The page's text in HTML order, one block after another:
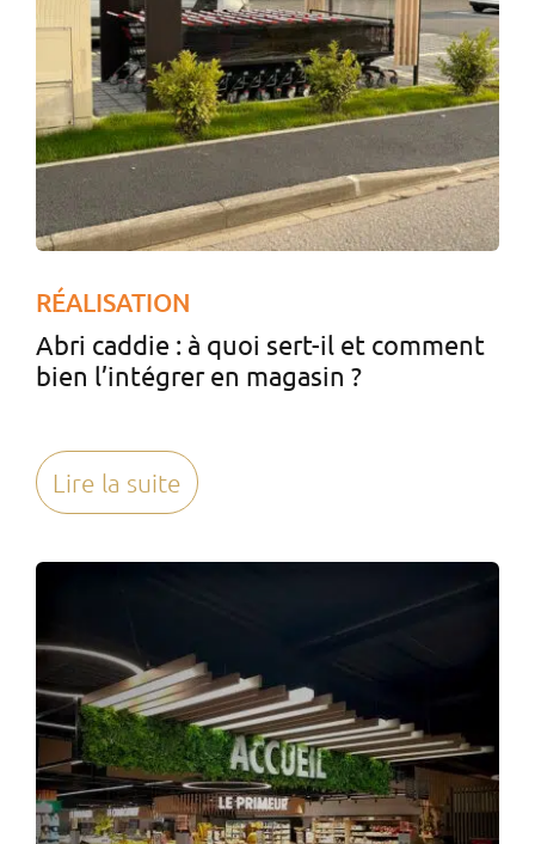
RÉALISATION
Abri caddie : à quoi sert-il et comment
bien l’intégrer en magasin ?
Lire la suite